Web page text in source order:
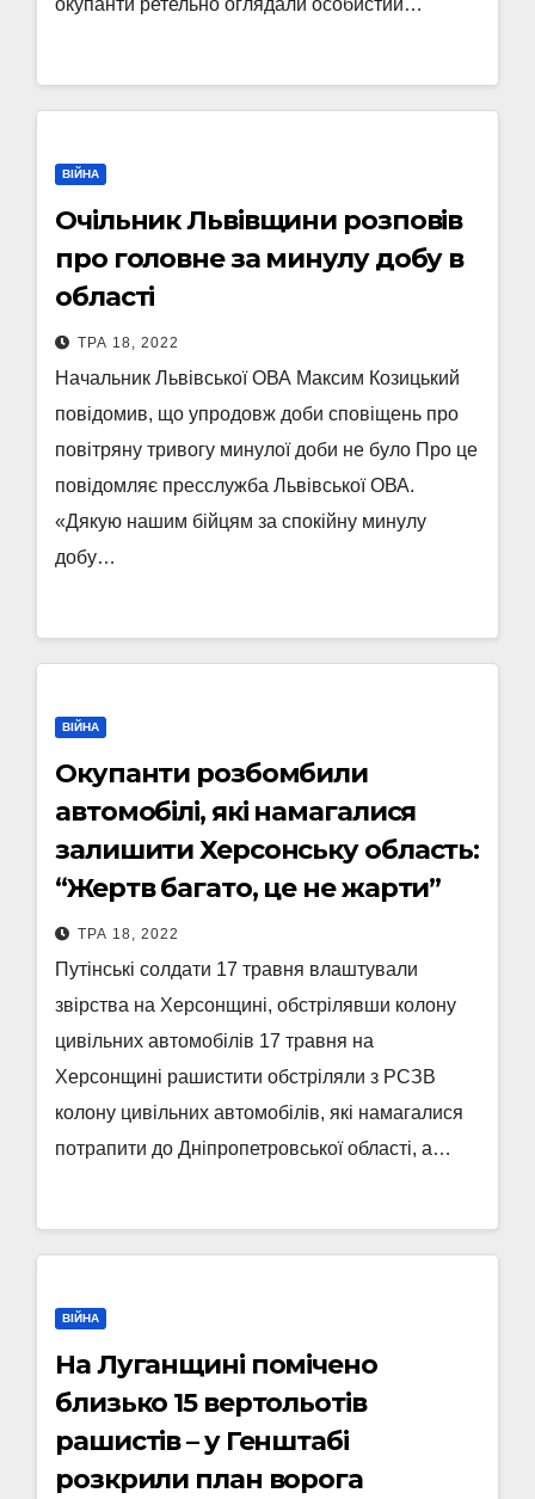
окупанти ретельно оглядали особистий…
ВІЙНА
Очільник Львівщини розповів
про головне за минулу добу в
області
ТРА 18, 2022
Начальник Львівської ОВА Максим Козицький
повідомив, що упродовж доби сповіщень про
повітряну тривогу минулої доби не було Про це
повідомляє пресслужба Львівської ОВА.
«Дякую нашим бійцям за спокійну минулу
добу…
ВІЙНА
Окупанти розбомбили
автомобілі, які намагалися
залишити Херсонську область:
“Жертв багато, це не жарти”
ТРА 18, 2022
Путінські солдати 17 травня влаштували
звірства на Херсонщині, обстрілявши колону
цивільних автомобілів 17 травня на
Херсонщині рашистити обстріляли з РСЗВ
колону цивільних автомобілів, які намагалися
потрапити до Дніпропетровської області, а…
ВІЙНА
На Луганщині помічено
близько 15 вертольотів
рашистів – у Генштабі
розкрили план ворога